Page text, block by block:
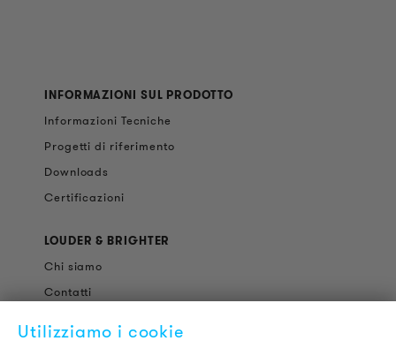
INFORMAZIONI SUL PRODOTTO
Informazioni Tecniche
Progetti di riferimento
Downloads
Certificazioni
LOUDER & BRIGHTER
Chi siamo
Contatti
Newsletter
Utilizziamo i cookie